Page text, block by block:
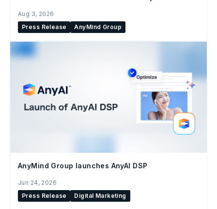
Aug 3, 2026
Press Release
AnyMind Group
AnyMind Group launches AnyAI DSP
Jun 24, 2026
Press Release
Digital Marketing